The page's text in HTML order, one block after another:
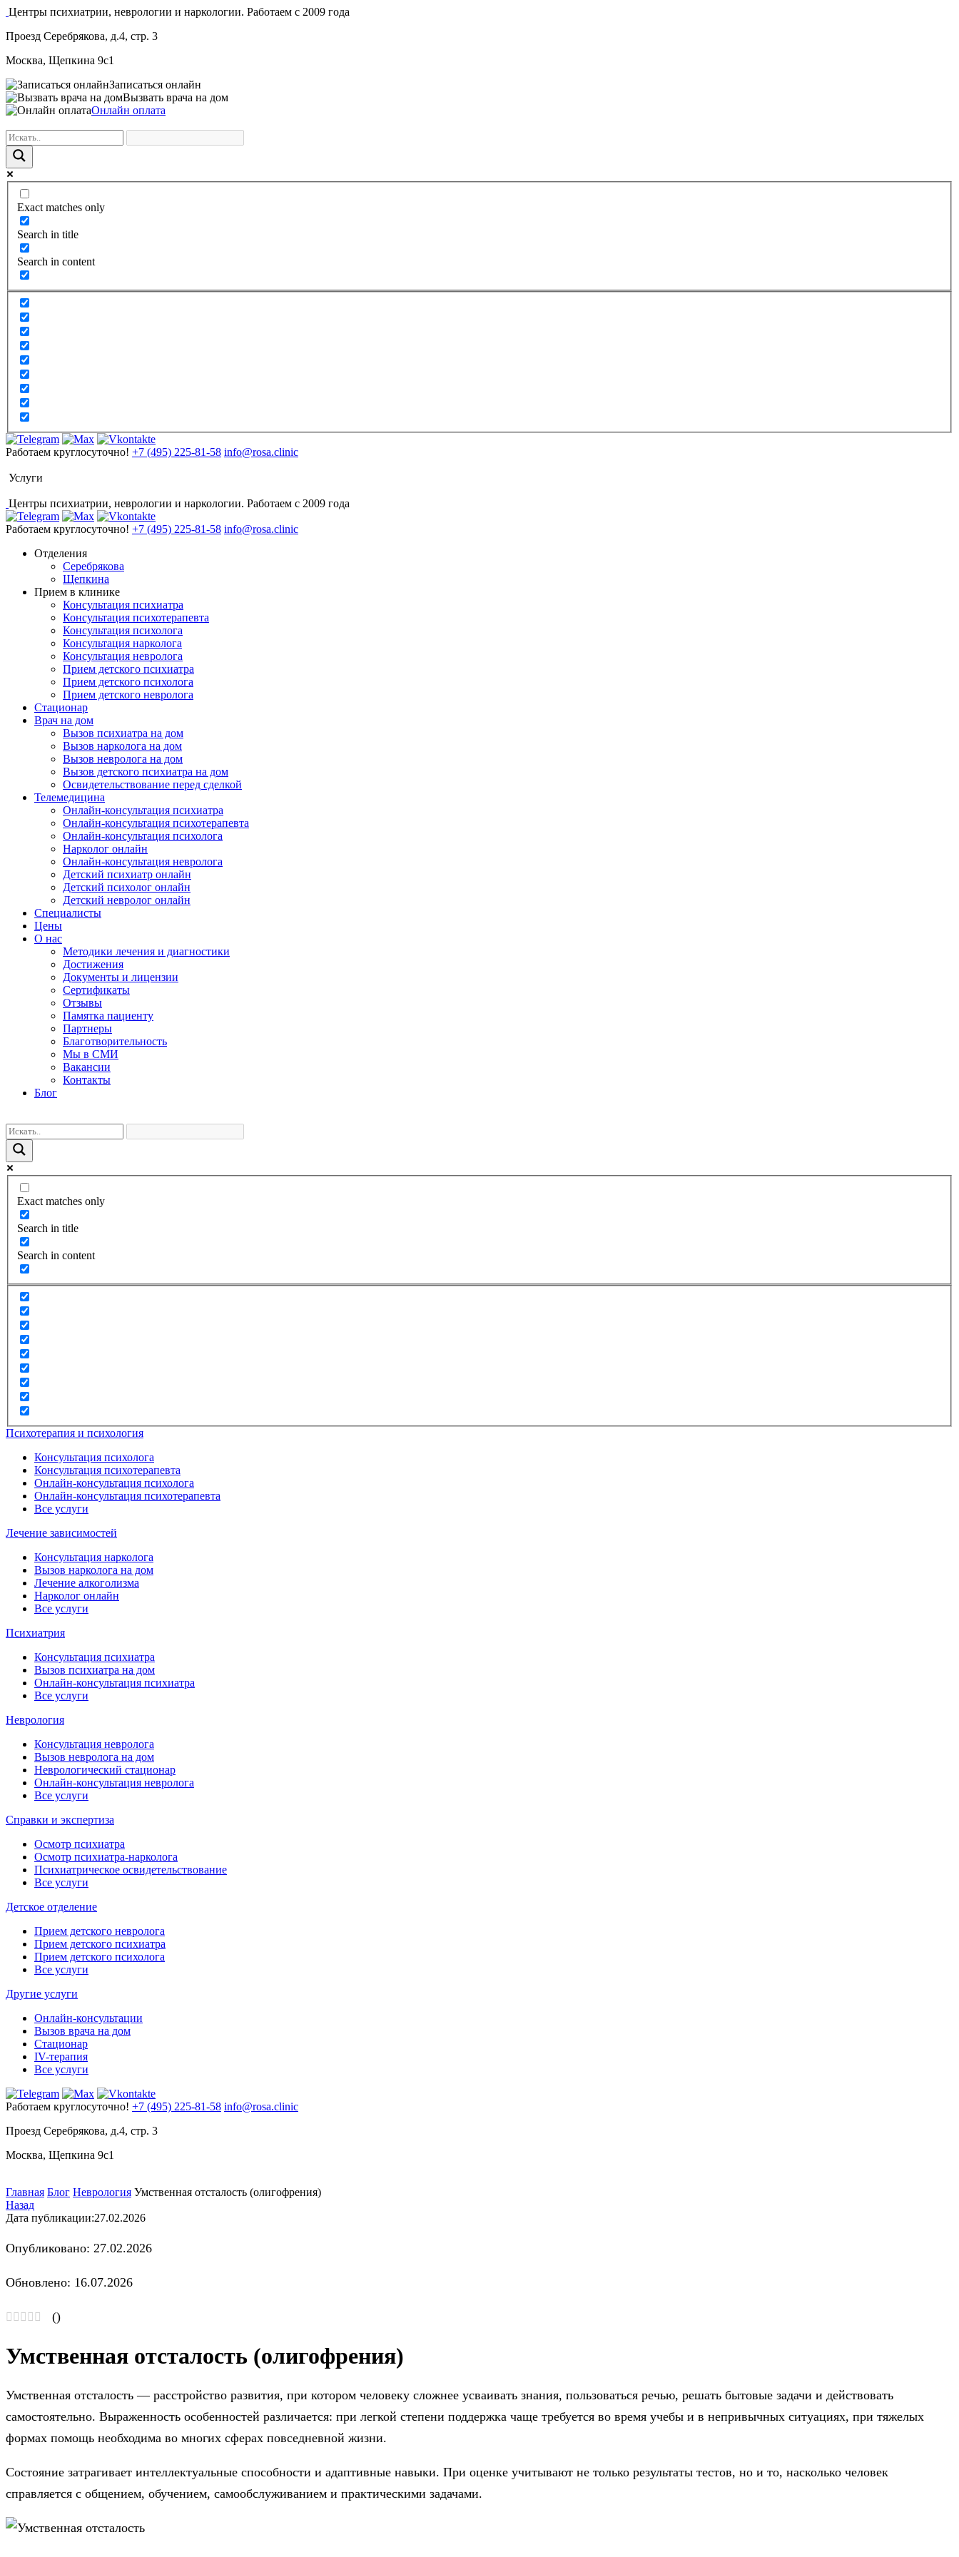
Центры психиатрии, неврологии и наркологии. Работаем с 2009 года
Проезд Серебрякова, д.4, стр. 3
Москва, Щепкина 9с1
Записаться онлайн
Вызвать врача на дом
Онлайн оплата
Exact matches only
Search in title
Search in content
Работаем круглосуточно! +7 (495) 225-81-58 info@rosa.clinic
Услуги
Центры психиатрии, неврологии и наркологии. Работаем с 2009 года
Работаем круглосуточно! +7 (495) 225-81-58 info@rosa.clinic
Отделения
Серебрякова
Щепкина
Прием в клинике
Консультация психиатра
Консультация психотерапевта
Консультация психолога
Консультация нарколога
Консультация невролога
Прием детского психиатра
Прием детского психолога
Прием детского невролога
Стационар
Врач на дом
Вызов психиатра на дом
Вызов нарколога на дом
Вызов невролога на дом
Вызов детского психиатра на дом
Освидетельствование перед сделкой
Телемедицина
Онлайн-консультация психиатра
Онлайн-консультация психотерапевта
Онлайн-консультация психолога
Нарколог онлайн
Онлайн-консультация невролога
Детский психиатр онлайн
Детский психолог онлайн
Детский невролог онлайн
Специалисты
Цены
О нас
Методики лечения и диагностики
Достижения
Документы и лицензии
Сертификаты
Отзывы
Памятка пациенту
Партнеры
Благотворительность
Мы в СМИ
Вакансии
Контакты
Блог
Exact matches only
Search in title
Search in content
Психотерапия и психология
Консультация психолога
Консультация психотерапевта
Онлайн-консультация психолога
Онлайн-консультация психотерапевта
Все услуги
Лечение зависимостей
Консультация нарколога
Вызов нарколога на дом
Лечение алкоголизма
Нарколог онлайн
Все услуги
Психиатрия
Консультация психиатра
Вызов психиатра на дом
Онлайн-консультация психиатра
Все услуги
Неврология
Консультация невролога
Вызов невролога на дом
Неврологический стационар
Онлайн-консультация невролога
Все услуги
Справки и экспертиза
Осмотр психиатра
Осмотр психиатра-нарколога
Психиатрическое освидетельствование
Все услуги
Детское отделение
Прием детского невролога
Прием детского психиатра
Прием детского психолога
Все услуги
Другие услуги
Онлайн-консультации
Вызов врача на дом
Стационар
IV-терапия
Все услуги
Работаем круглосуточно! +7 (495) 225-81-58 info@rosa.clinic
Проезд Серебрякова, д.4, стр. 3
Москва, Щепкина 9с1
Главная Блог Неврология Умственная отсталость (олигофрения)
Назад
Дата публикации:27.02.2026
Опубликовано: 27.02.2026
Обновлено: 16.07.2026
()
Умственная отсталость (олигофрения)
Умственная отсталость — расстройство развития, при котором человеку сложнее усваивать знания, пользоваться речью, решать бытовые задачи и действовать
самостоятельно. Выраженность особенностей различается: при легкой степени поддержка чаще требуется во время учебы и в непривычных ситуациях, при тяжелых
формах помощь необходима во многих сферах повседневной жизни.
Состояние затрагивает интеллектуальные способности и адаптивные навыки. При оценке учитывают не только результаты тестов, но и то, насколько человек
справляется с общением, обучением, самообслуживанием и практическими задачами.